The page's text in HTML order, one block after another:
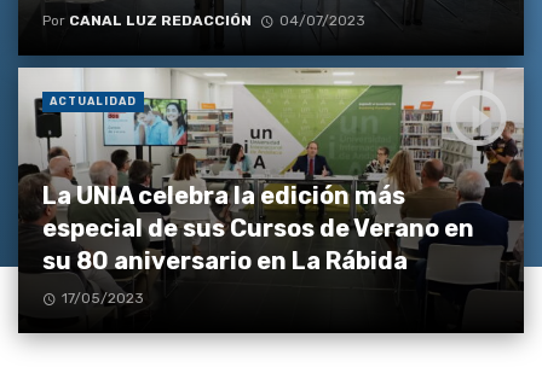
Por CANAL LUZ REDACCIÓN 04/07/2023
La UNIA celebra la edición más
especial de sus Cursos de Verano en
su 80 aniversario en La Rábida
17/05/2023
ACTUALIDAD